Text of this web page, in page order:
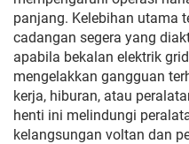
panjang. Kelebihan utama
cadangan segera yang
apabila bekalan elektrik
mengelakkan gangguan
kerja, hiburan, atau
henti ini melindungi
kelangsungan voltan dan